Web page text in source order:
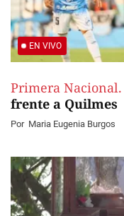
EN VIVO
Primera Nacional.
frente a Quilmes
Por Maria Eugenia Burgos